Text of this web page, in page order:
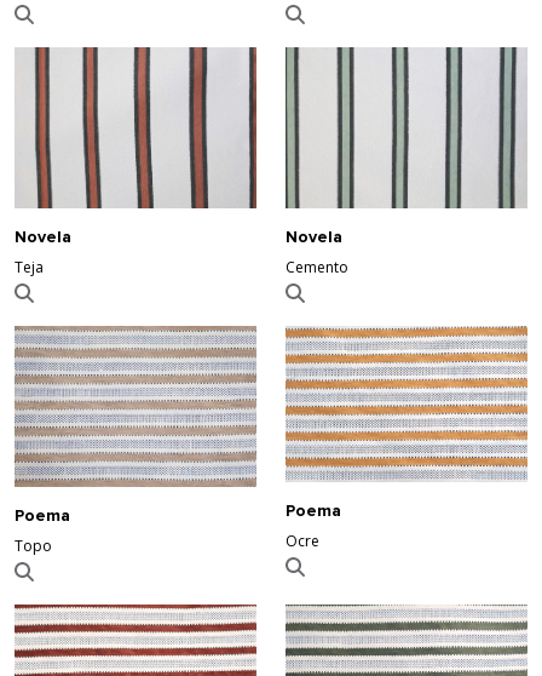
Novela
Teja
Novela
Cemento
Poema
Topo
Poema
Ocre